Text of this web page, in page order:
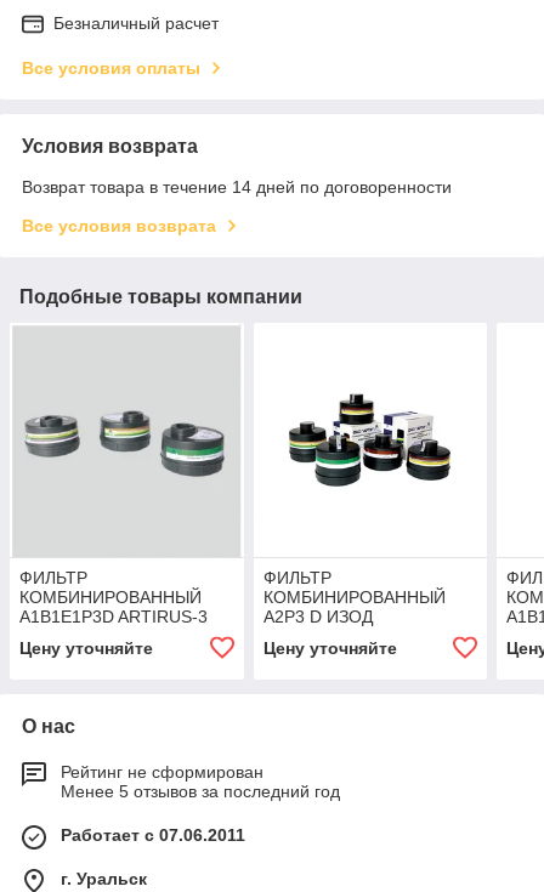
Безналичный расчет
Все условия оплаты
Условия возврата
Возврат товара в течение 14 дней по договоренности
Все условия возврата
Подобные товары компании
ФИЛЬТР
КОМБИНИРОВАННЫЙ
А1В1Е1Р3D ARTIRUS-3
Цену уточняйте
ФИЛЬТР
КОМБИНИРОВАННЫЙ
А2Р3 D ИЗОД
Цену уточняйте
О нас
Рейтинг не сформирован
Менее 5 отзывов за последний год
Работает с 07.06.2011
г. Уральск